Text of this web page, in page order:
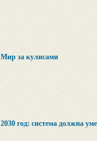
Мир за кулисами
2030 год: система должна